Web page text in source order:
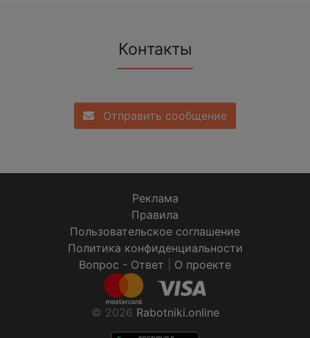
Контакты
Отправить сообщение
Реклама
Правила
Пользовательское соглашение
Политика конфиденциальности
Вопрос - Ответ
О проекте
© 2026 Rabotniki.online